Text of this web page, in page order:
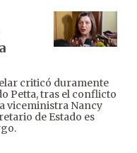
criticó duramente
Petta, tras el conflicto
viceministra Nancy
de Estado es